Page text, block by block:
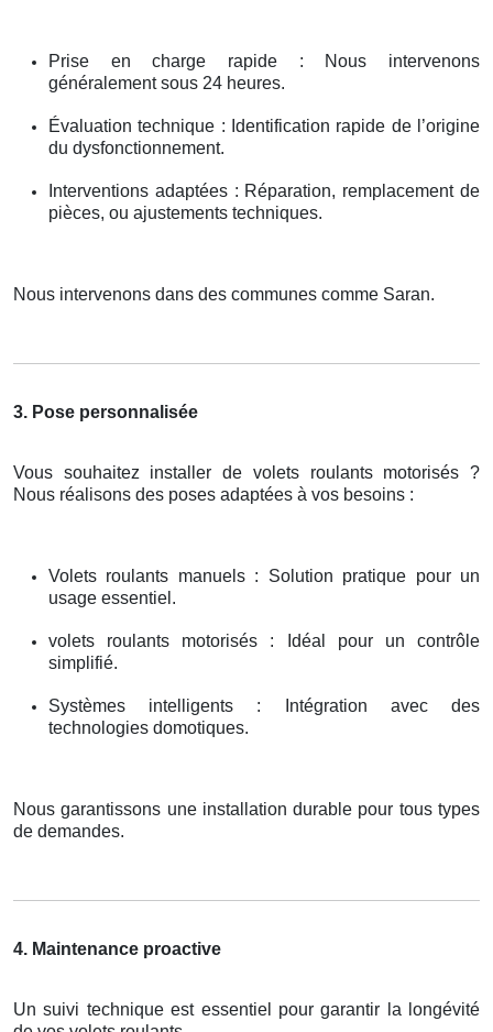
Prise en charge rapide : Nous intervenons
généralement sous 24 heures.
Évaluation technique : Identification rapide de l’origine
du dysfonctionnement.
Interventions adaptées : Réparation, remplacement de
pièces, ou ajustements techniques.
Nous intervenons dans des communes comme Saran.
3. Pose personnalisée
Vous souhaitez installer de volets roulants motorisés ?
Nous réalisons des poses adaptées à vos besoins :
Volets roulants manuels : Solution pratique pour un
usage essentiel.
volets roulants motorisés : Idéal pour un contrôle
simplifié.
Systèmes intelligents : Intégration avec des
technologies domotiques.
Nous garantissons une installation durable pour tous types
de demandes.
4. Maintenance proactive
Un suivi technique est essentiel pour garantir la longévité